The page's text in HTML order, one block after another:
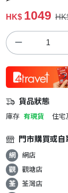
HK$ 1049
貨品狀態
庫存 有現貨 住宅
門市購買或自
網 網店
觀
觀塘店
荃
荃灣店